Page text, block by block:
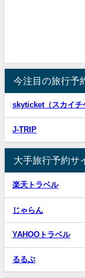
今注目の旅行予
skyticket（スカイチ
J-TRIP
大手旅行予約サ
楽天トラベル
じゃらん
YAHOOトラベル
るるぶ